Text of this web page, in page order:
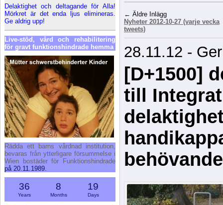
Delaktighet och deltagande för Alla!
Mörkret är det enda ljus elimineras.
Ge aldrig upp!
Live-stöd, vård och rehabilitering
för gravt funktionshindrade hemma
Rädda ett barns vårdnad institution,
bevaras från ytterligare försummelse i
Wien bostäder för Funktionshindrade
på 20.11.1989.
36
Years
8
Months
19
Days
← Äldre Inlägg
Nyheter 2012-10-27 (varje vecka
tweets)
28.11.12 -
[D+1500]
till